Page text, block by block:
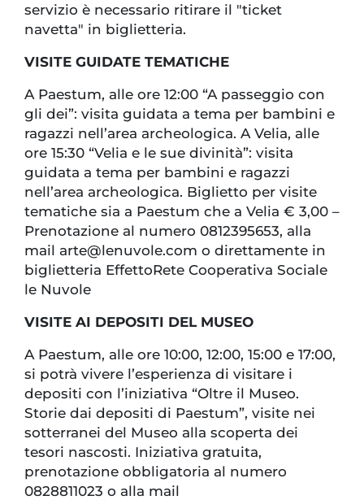
servizio è necessario ritirare il "ticket
navetta" in biglietteria.
VISITE GUIDATE TEMATICHE
A Paestum, alle ore 12:00 “A passeggio con
gli dei”: visita guidata a tema per bambini e
ragazzi nell’area archeologica. A Velia, alle
ore 15:30 “Velia e le sue divinità”: visita
guidata a tema per bambini e ragazzi
nell’area archeologica. Biglietto per visite
tematiche sia a Paestum che a Velia € 3,00 –
Prenotazione al numero 0812395653, alla
mail arte@lenuvole.com o direttamente in
biglietteria EffettoRete Cooperativa Sociale
le Nuvole
VISITE AI DEPOSITI DEL MUSEO
A Paestum, alle ore 10:00, 12:00, 15:00 e 17:00,
si potrà vivere l’esperienza di visitare i
depositi con l’iniziativa “Oltre il Museo.
Storie dai depositi di Paestum”, visite nei
sotterranei del Museo alla scoperta dei
tesori nascosti. Iniziativa gratuita,
prenotazione obbligatoria al numero
0828811023 o alla mail